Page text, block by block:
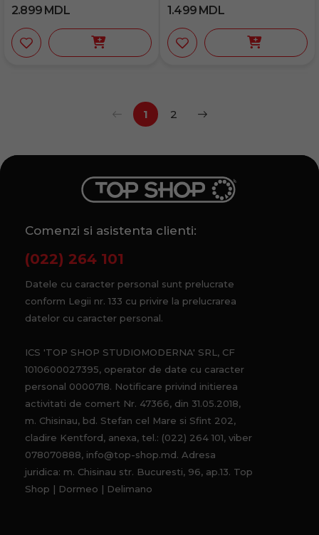
2.899 MDL 1.499 MDL
1 2
Comenzi si asistenta clienti:
(022) 264 101
Datele cu caracter personal sunt prelucrate
conform Legii nr. 133 cu privire la prelucrarea
datelor cu caracter personal.
ICS 'TOP SHOP STUDIOMODERNA' SRL, CF
1010600027395, operator de date cu caracter
personal 0000718. Notificare privind initierea
activitati de comert Nr. 47366, din 31.05.2018,
m. Chisinau, bd. Stefan cel Mare si Sfint 202,
cladire Kentford, anexa, tel.: (022) 264 101, viber
078070888, info@top-shop.md. Adresa
juridica: m. Chisinau str. Bucuresti, 96, ap.13. Top
Shop | Dormeo | Delimano